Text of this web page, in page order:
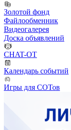
Золотой фонд
Файлообменник
Видеогалерея
Доска объявлений
CHAT-OT
Календарь событий
Игры для СОТов